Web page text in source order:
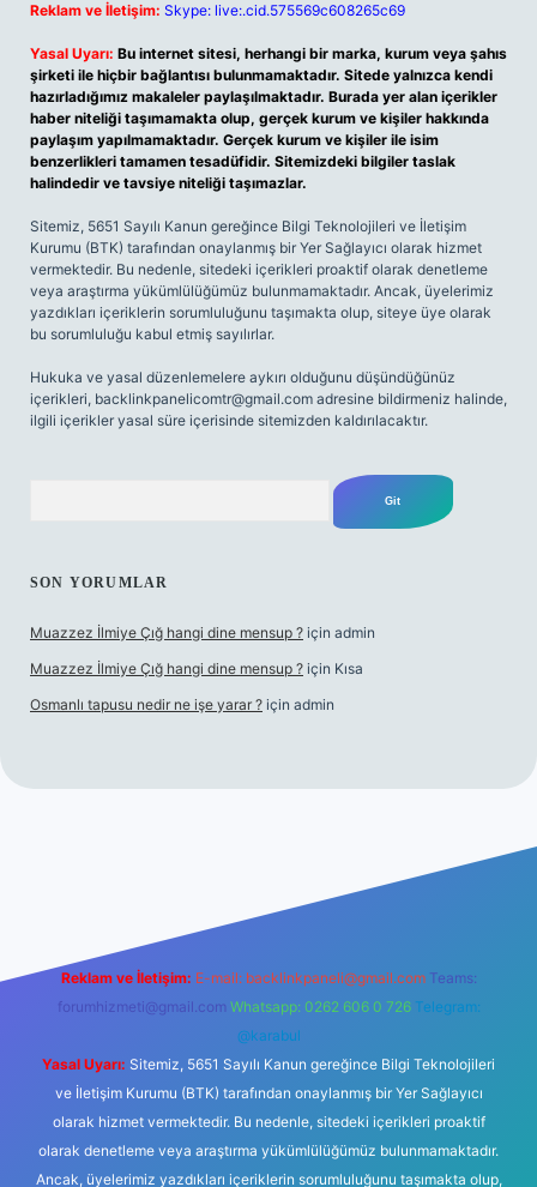
Reklam ve İletişim: Skype: live:.cid.575569c608265c69
Yasal Uyarı: Bu internet sitesi, herhangi bir marka, kurum veya şahıs
şirketi ile hiçbir bağlantısı bulunmamaktadır. Sitede yalnızca kendi
hazırladığımız makaleler paylaşılmaktadır. Burada yer alan içerikler
haber niteliği taşımamakta olup, gerçek kurum ve kişiler hakkında
paylaşım yapılmamaktadır. Gerçek kurum ve kişiler ile isim
benzerlikleri tamamen tesadüfidir. Sitemizdeki bilgiler taslak
halindedir ve tavsiye niteliği taşımazlar.
Sitemiz, 5651 Sayılı Kanun gereğince Bilgi Teknolojileri ve İletişim
Kurumu (BTK) tarafından onaylanmış bir Yer Sağlayıcı olarak hizmet
vermektedir. Bu nedenle, sitedeki içerikleri proaktif olarak denetleme
veya araştırma yükümlülüğümüz bulunmamaktadır. Ancak, üyelerimiz
yazdıkları içeriklerin sorumluluğunu taşımakta olup, siteye üye olarak
bu sorumluluğu kabul etmiş sayılırlar.
Hukuka ve yasal düzenlemelere aykırı olduğunu düşündüğünüz
içerikleri, backlinkpanelicomtr@gmail.com adresine bildirmeniz halinde,
ilgili içerikler yasal süre içerisinde sitemizden kaldırılacaktır.
SON YORUMLAR
Muazzez İlmiye Çığ hangi dine mensup ? için admin
Muazzez İlmiye Çığ hangi dine mensup ? için Kısa
Osmanlı tapusu nedir ne işe yarar ? için admin
m
Reklam ve İletişim: E-mail: backlinkpaneli@gmail.com Teams:
forumhizmeti@gmail.com Whatsapp: 0262 606 0 726 Telegram:
@karabul
Yasal Uyarı: Sitemiz, 5651 Sayılı Kanun gereğince Bilgi Teknolojileri
ve İletişim Kurumu (BTK) tarafından onaylanmış bir Yer Sağlayıcı
olarak hizmet vermektedir. Bu nedenle, sitedeki içerikleri proaktif
olarak denetleme veya araştırma yükümlülüğümüz bulunmamaktadır.
Ancak, üyelerimiz yazdıkları içeriklerin sorumluluğunu taşımakta olup,